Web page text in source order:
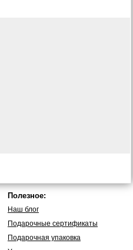
Полезное:
Наш блог
Подарочные сертификаты
Подарочная упаковка